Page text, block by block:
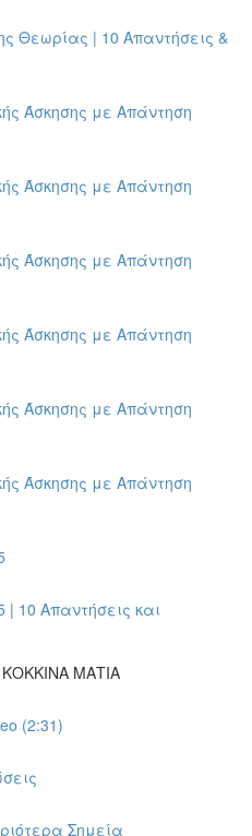
Θεωρίας | 10 Απαντήσεις &
Άσκησης με Απάντηση
Άσκησης με Απάντηση
Άσκησης με Απάντηση
Άσκησης με Απάντηση
Άσκησης με Απάντηση
Άσκησης με Απάντηση
10 Απαντήσεις και
ΜΑΤΙΑ
(2:31)
Σημεία